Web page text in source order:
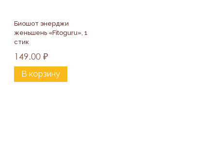
Биошот энерджи
женьшень «Fitoguru», 1
стик
149.00 ₽
В корзину